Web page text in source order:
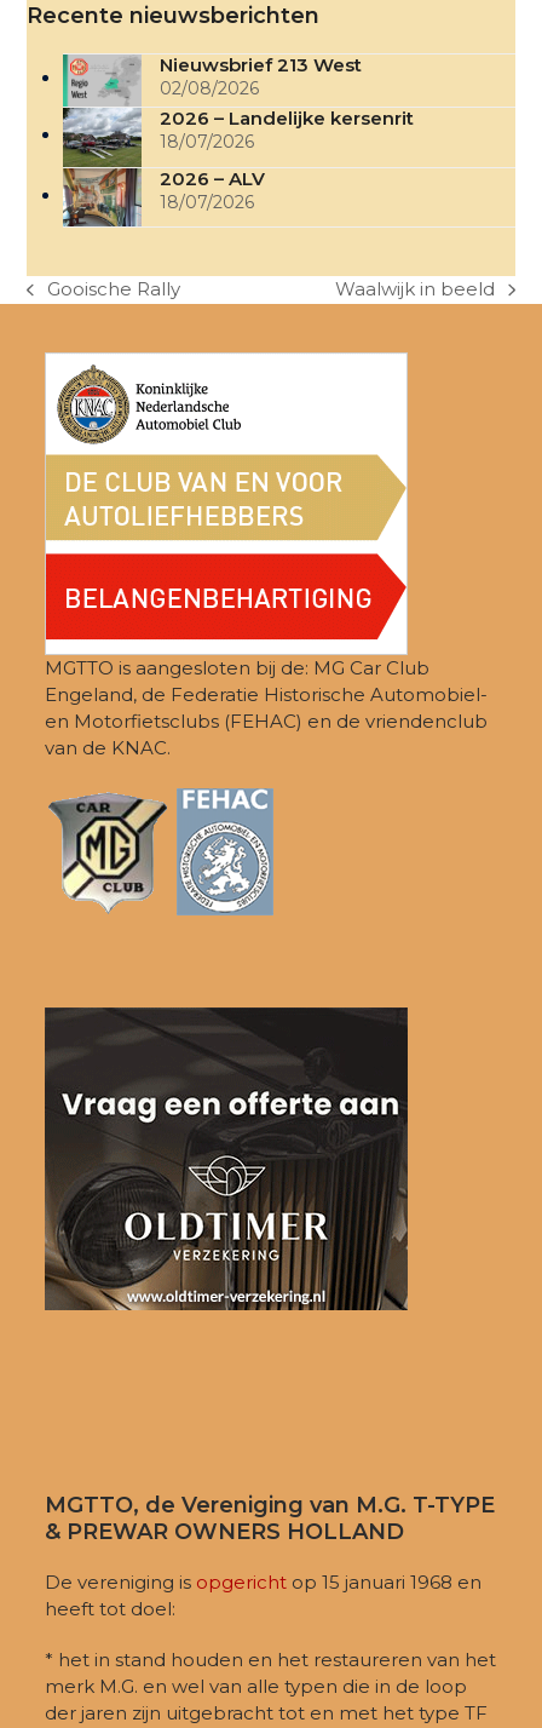
Recente nieuwsberichten
Nieuwsbrief 213 West
02/08/2026
2026 – Landelijke kersenrit
18/07/2026
2026 – ALV
18/07/2026
previous
Gooische Rally
next
Waalwijk in beeld
MGTTO is aangesloten bij de: MG Car Club
Engeland, de Federatie Historische Automobiel-
en Motorfietsclubs (FEHAC) en de vriendenclub
van de KNAC.
MGTTO, de Vereniging van M.G. T-TYPE
& PREWAR OWNERS HOLLAND
De vereniging is opgericht op 15 januari 1968 en
heeft tot doel:
* het in stand houden en het restaureren van het
merk M.G. en wel van alle typen die in de loop
der jaren zijn uitgebracht tot en met het type TF